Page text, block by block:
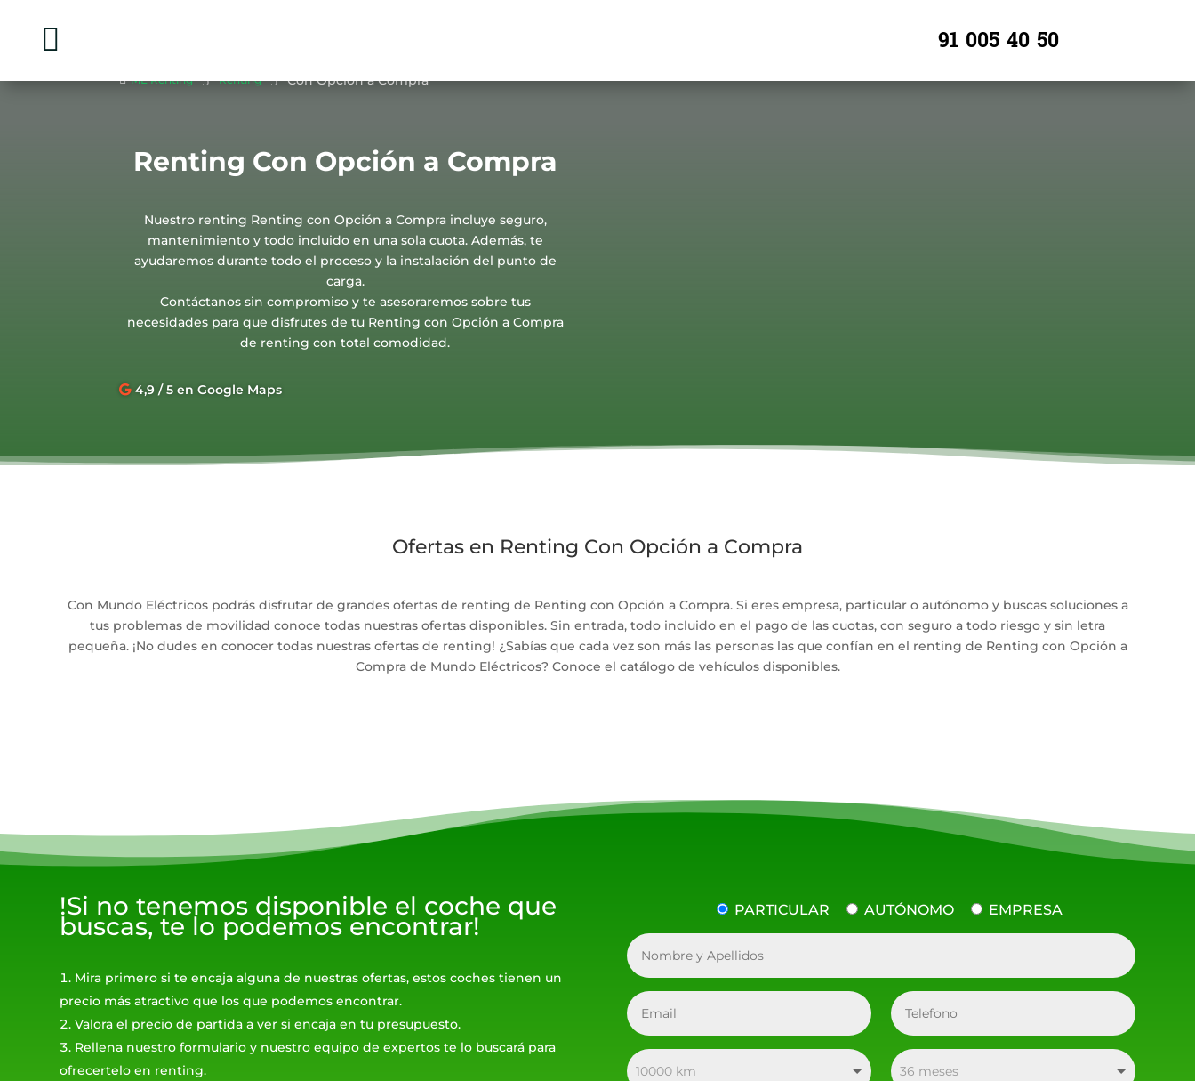
 91 005 40 50
 ME Renting 5 Renting 5 Con Opción a Compra
Renting Con Opción a Compra
Nuestro renting Renting con Opción a Compra incluye seguro,
mantenimiento y todo incluido en una sola cuota. Además, te
ayudaremos durante todo el proceso y la instalación del punto de
carga.
Contáctanos sin compromiso y te asesoraremos sobre tus
necesidades para que disfrutes de tu Renting con Opción a Compra
de renting con total comodidad.
 4,9 / 5 en Google Maps
Ofertas en Renting Con Opción a Compra
Con Mundo Eléctricos podrás disfrutar de grandes ofertas de renting de Renting con Opción a Compra. Si eres empresa, particular o autónomo y buscas soluciones a
tus problemas de movilidad conoce todas nuestras ofertas disponibles. Sin entrada, todo incluido en el pago de las cuotas, con seguro a todo riesgo y sin letra
pequeña. ¡No dudes en conocer todas nuestras ofertas de renting! ¿Sabías que cada vez son más las personas las que confían en el renting de Renting con Opción a
Compra de Mundo Eléctricos? Conoce el catálogo de vehículos disponibles.
!Si no tenemos disponible el coche que
buscas, te lo podemos encontrar!
Mira primero si te encaja alguna de nuestras ofertas, estos coches tienen un
precio más atractivo que los que podemos encontrar.
Valora el precio de partida a ver si encaja en tu presupuesto.
Rellena nuestro formulario y nuestro equipo de expertos te lo buscará para
ofrecertelo en renting.
PARTICULAR AUTÓNOMO EMPRESA